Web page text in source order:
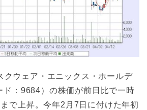
クウェア・エニックス・ホールデ
ド：9684）の株価が前日比で一時
で上昇。今年2月7日に付けた年初